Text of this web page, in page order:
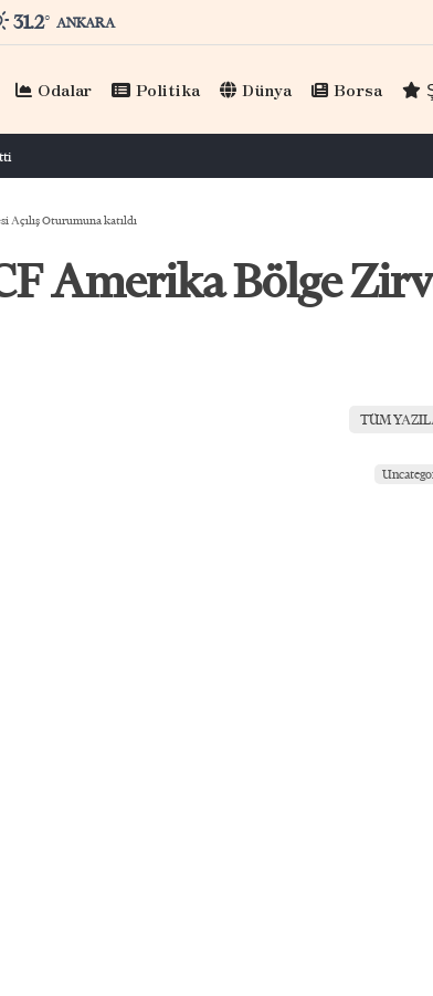
31.2° ANKARA
Odalar Politika Dünya Borsa
KAGİDER üyeleriyle görüştü
Açılış Oturumuna katıldı
Amerika Bölge
TÜM